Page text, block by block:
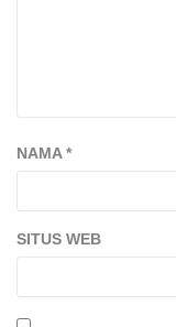
NAMA*
SITUS WEB